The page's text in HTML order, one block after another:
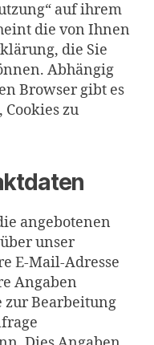
auf ihrem
die von Ihnen
die Sie
Abhängig
Browser gibt es
zu
angebotenen
unser
E-Mail-Adresse
Angaben
zur Bearbeitung